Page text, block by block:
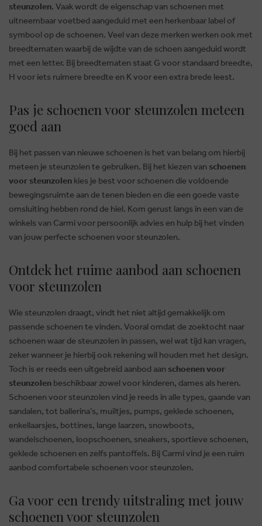
steunzolen. Vaak wordt de eigenschap van schoenen met
uitneembaar voetbed aangeduid met een herkenbaar label of
symbool op de schoenen. Veel van deze merken werken ook met
breedtematen waarbij de wijdte van de schoen aangeduid wordt
met een letter. Bij breedtematen staat G voor standaard breedte,
H voor iets ruimere breedte en K voor een extra brede leest.
Pas je schoenen voor steunzolen meteen
goed aan
Bij het passen van nieuwe schoenen is het van belang om hierbij
meteen je steunzolen te gebruiken. Bij het kiezen van schoenen
voor steunzolen kies je best voor schoenen die voldoende
bewegingsruimte aan de tenen bieden en die een goede vaste
omsluiting hebben rond de hiel. Kom gerust langs in een van de
winkels van Carmi voor persoonlijk advies en hulp bij het vinden
van jouw perfecte schoenen voor steunzolen.
Ontdek het ruime aanbod aan schoenen
voor steunzolen
Wie steunzolen draagt, vindt het niet altijd gemakkelijk om
passende schoenen te vinden. Vooral omdat de zoektocht naar
schoenen waar de steunzolen in passen, wel wat tijd kan vragen,
zeker wanneer je hierbij ook rekening wil houden met het design.
Toch is er reeds een uitgebreid aanbod aan schoenen voor
steunzolen beschikbaar zowel voor kinderen, dames als heren.
Schoenen voor steunzolen vind je reeds in alle types, gaande van
sandalen, tot ballerina’s, muiltjes, pumps, geklede schoenen,
enkellaarsjes, bottines, lange laarzen, snowboots,
wandelschoenen, loopschoenen, sneakers, sportieve schoenen,
geklede schoenen en zelfs pantoffels. Bij Carmi vind je een ruim
aanbod comfortabele schoenen voor steunzolen.
Ga voor een trendy uitstraling met jouw
schoenen voor steunzolen